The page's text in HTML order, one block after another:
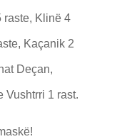
raste, Klinë 4
Kaçanik 2
Deçan,
Vushtrri 1 rast.